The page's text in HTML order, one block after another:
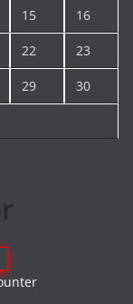
15 16
22 23
29 30